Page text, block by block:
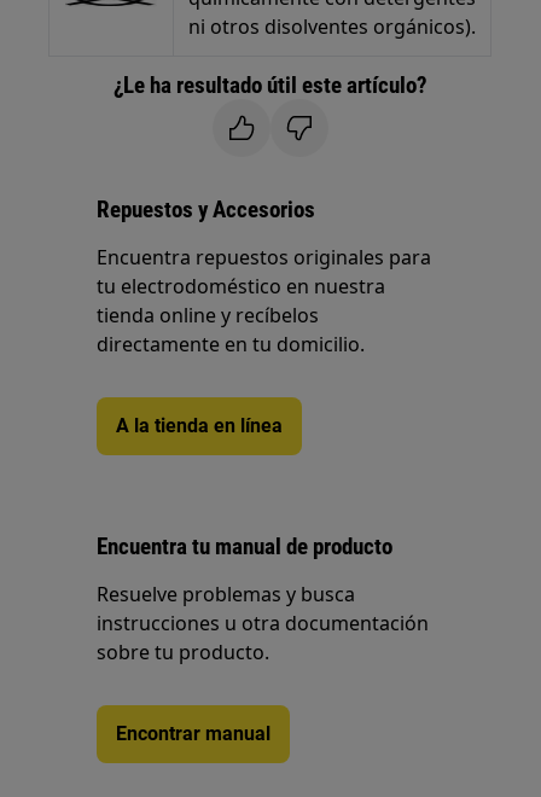
ni otros disolventes orgánicos).
¿Le ha resultado útil este artículo?
Repuestos y Accesorios
Encuentra repuestos originales para
tu electrodoméstico en nuestra
tienda online y recíbelos
directamente en tu domicilio.
A la tienda en línea
Encuentra tu manual de producto
Resuelve problemas y busca
instrucciones u otra documentación
sobre tu producto.
Encontrar manual